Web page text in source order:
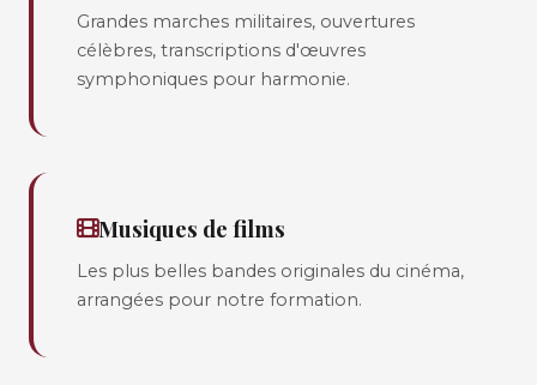
Grandes marches militaires, ouvertures
célèbres, transcriptions d'œuvres
symphoniques pour harmonie.
Musiques de films
Les plus belles bandes originales du cinéma,
arrangées pour notre formation.